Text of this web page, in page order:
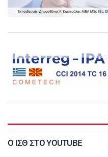
Ο ΙΣΘ ΣΤΟ YOUTUBE